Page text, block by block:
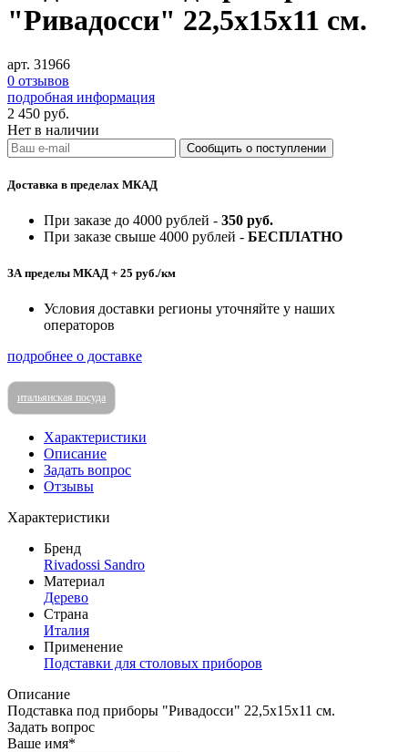
"Ривадосси" 22,5x15x11 см.
арт. 31966
0 отзывов
подробная информация
2 450 руб.
Нет в наличии
Доставка в пределах МКАД
При заказе до 4000 рублей - 350 руб.
При заказе свыше 4000 рублей - БЕСПЛАТНО
ЗА пределы МКАД + 25 руб./км
Условия доставки регионы уточняйте у наших
операторов
подробнее о доставке
итальянская посуда
Характеристики
Описание
Задать вопрос
Отзывы
Характеристики
Бренд
Rivadossi Sandro
Материал
Дерево
Страна
Италия
Применение
Подставки для столовых приборов
Описание
Подставка под приборы "Ривадосси" 22,5x15x11 см.
Задать вопрос
Ваше имя*